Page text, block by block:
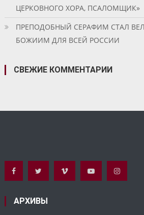
ЦЕРКОВНОГО ХОРА, ПСАЛОМЩИК»
ПРЕПОДОБНЫЙ СЕРАФИМ СТАЛ
БОЖИИМ ДЛЯ ВСЕЙ РОССИИ
СВЕЖИЕ КОММЕНТАРИИ
АРХИВЫ